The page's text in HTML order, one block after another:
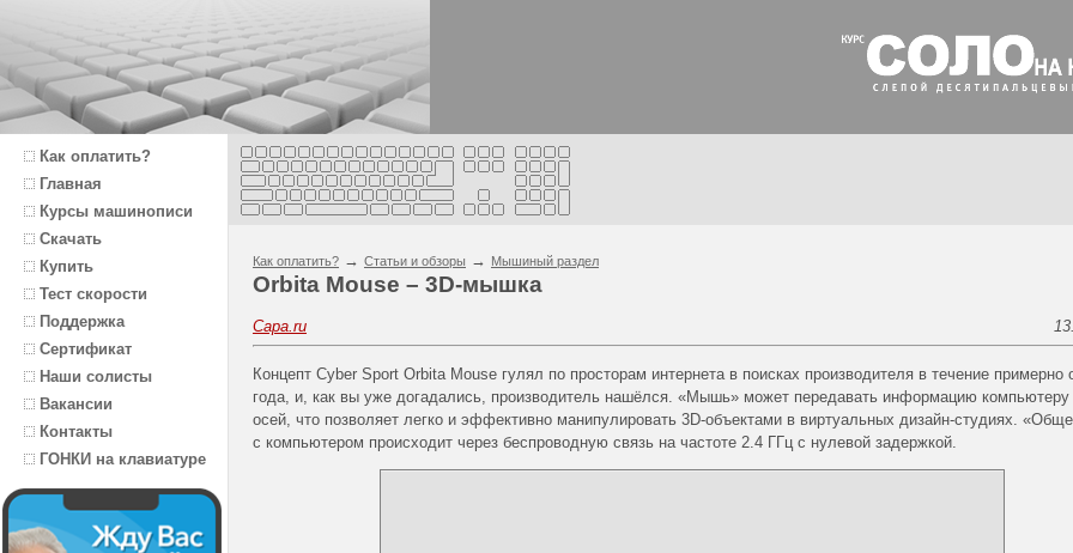
Как оплатить?
Главная
Курсы машинописи
Скачать
Купить
Тест скорости
Поддержка
Сертификат
Наши солисты
Вакансии
Контакты
ГОНКИ на клавиатуре
Как оплатить? → Статьи и обзоры → Мышиный раздел
Orbita Mouse – 3D-мышка
Capa.ru
Концепт Cyber Sport Orbita Mouse гулял по просторам интернета в поисках производителя в течение примерно
года, и, как вы уже догадались, производитель нашёлся. «Мышь» может передавать информацию компьютеру
осей, что позволяет легко и эффективно манипулировать 3D-объектами в виртуальных дизайн-студиях.
с компьютером происходит через беспроводную связь на частоте 2.4 ГГц с нулевой задержкой.